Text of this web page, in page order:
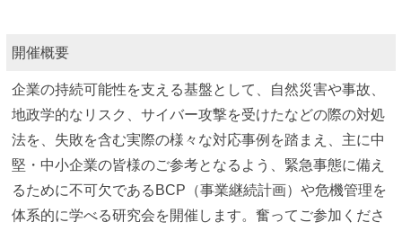
開催概要
企業の持続可能性を支える基盤として、自然災害や事故、
地政学的なリスク、サイバー攻撃を受けたなどの際の対処
法を、失敗を含む実際の様々な対応事例を踏まえ、主に中
堅・中小企業の皆様のご参考となるよう、緊急事態に備え
るために不可欠であるBCP（事業継続計画）や危機管理を
体系的に学べる研究会を開催します。奮ってご参加くださ